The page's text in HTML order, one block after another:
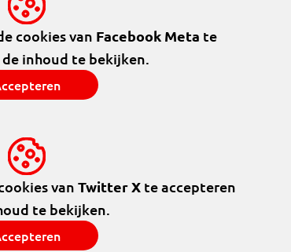
cookies van Facebook Meta te
inhoud te bekijken.
van Twitter Xte accepteren
te bekijken.